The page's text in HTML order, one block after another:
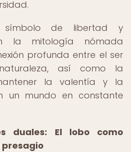
de libertad y
la mitología nómada
profunda entre el ser
así como la
la valentía y la
un mundo en constante
duales: El lobo como